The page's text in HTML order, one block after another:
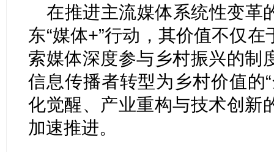
在推进主流媒体系统性变革
东“媒体+”行动，其价值不仅
索媒体深度参与乡村振兴的制
信息传播者转型为乡村价值的
化觉醒、产业重构与技术创新
加速推进。